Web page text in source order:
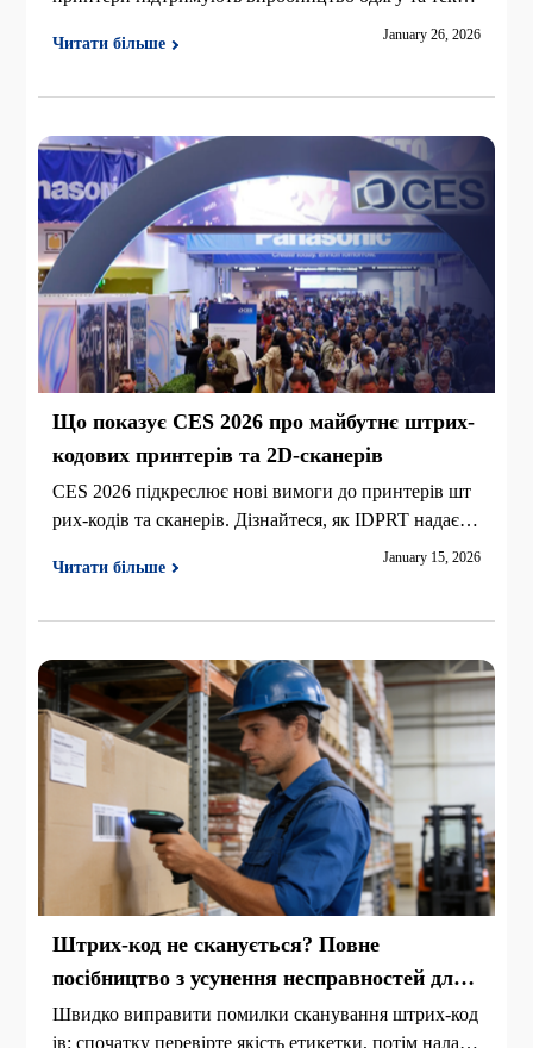
илю, від етикеток для догляду за пранням до відсте
ження WIP, складської та логістичної етикетки, з кл
Читати більше
January 26, 2026
Що показує CES 2026 про майбутнє штрих-
кодових принтерів та 2D-сканерів
CES 2026 підкреслює нові вимоги до принтерів шт
рих-кодів та сканерів. Дізнайтеся, як IDPRT надає н
адійні рішення для роздрібної торгівлі, логістики та
складування.
Читати більше
January 15, 2026
Штрих-код не сканується? Повне
посібництво з усунення несправностей для
виправлення 99% невдач сканування
Швидко виправити помилки сканування штрих-код
ів: спочатку перевірте якість етикетки, потім налаш